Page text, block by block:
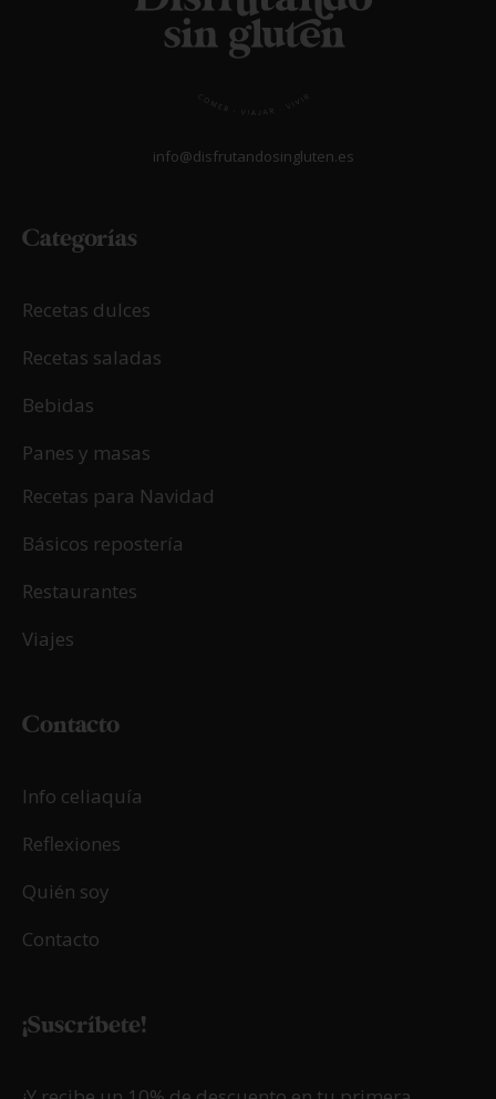
info@disfrutandosingluten.es
Categorías
Recetas dulces
Recetas saladas
Bebidas
Panes y masas
Recetas para Navidad
Básicos repostería
Restaurantes
Viajes
Contacto
Info celiaquía
Reflexiones
Quién soy
Contacto
¡Suscríbete!